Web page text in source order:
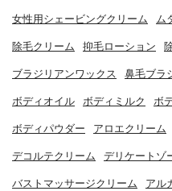
女性用シェービングクリーム ム
除毛クリーム 抑毛ローション
ブラジリアンワックス 鼻毛ブラ
ボディオイル ボディミルク ボ
ボディパウダー アロエクリーム
デコルテクリーム デリケートゾ
バストマッサージクリーム アル